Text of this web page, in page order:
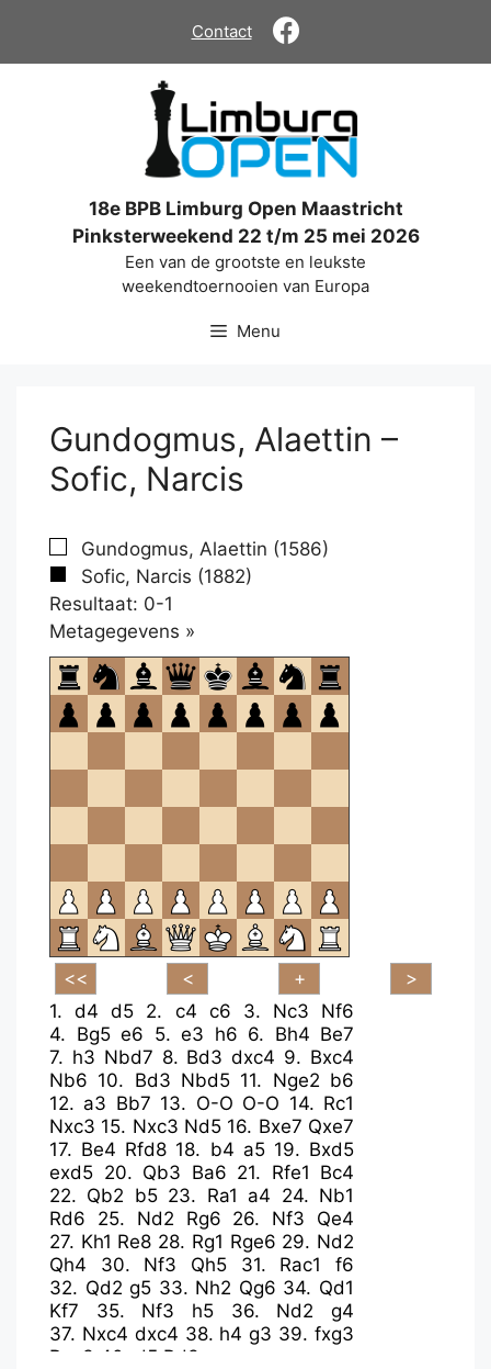
de
Contact
18e BPB Limburg Open Maastricht
Pinksterweekend 22 t/m 25 mei 2026
Een van de grootste en leukste
weekendtoernooien van Europa
Menu
Gundogmus, Alaettin –
Sofic, Narcis
Gundogmus, Alaettin (1586)
Sofic, Narcis (1882)
Resultaat: 0-1
Metagegevens »
om
te
openen.
1.d4 d5 2. c4 c6 3. Nc3
Nf6
4. Bg5 e6 5. e3 h6 6. Bh4 Be7
7. h3 Nbd7 8. Bd3 dxc4 9. Bxc4
Nb6 10. Bd3 Nbd5 11. Nge2 b6
12. a3 Bb7 13. O-O O-O 14. Rc1
Nxc3 15. Nxc3 Nd5 16. Bxe7 Qxe7
17. Be4 Rfd8 18. b4 a5 19. Bxd5
exd5 20. Qb3 Ba6 21. Rfe1 Bc4
22. Qb2 b5 23. Ra1 a4 24. Nb1
Rd6
25. Nd2 Rg6 26. Nf3
Qe4
27. Kh1 Re8 28. Rg1 Rge6 29. Nd2
Qh4
30. Nf3 Qh5 31. Rac1
f6
32. Qd2 g5 33. Nh2 Qg6 34. Qd1
Kf7
35. Nf3 h5 36. Nd2
g4
37. Nxc4 dxc4 38. h4 g3 39.fxg3
Rxe3 40. d5 Rd3